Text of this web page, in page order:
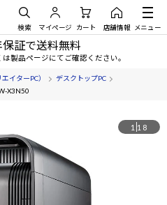
検索 マイページ カート 店舗情報 メニュー
証で送料無料
製品ページにてご確認ください。
イターPC）
デスクトップPC
X3N50
1 18